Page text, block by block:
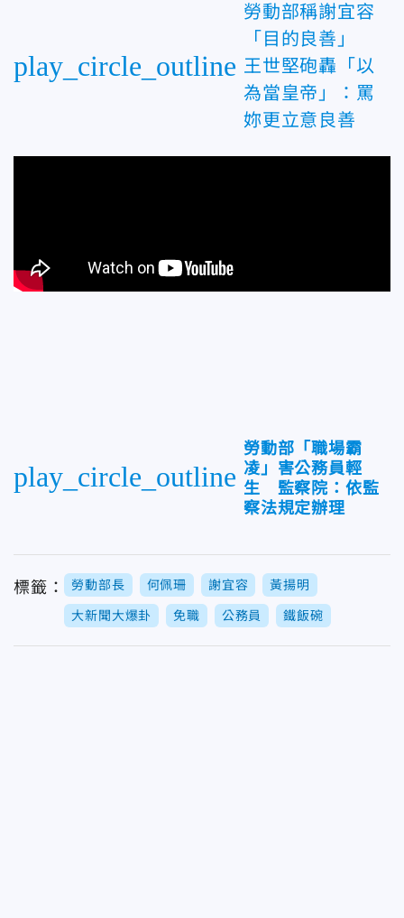
play_circle_outline
勞動部稱謝宜容
「目的良善」
王世堅砲轟「以
為當皇帝」：罵
妳更立意良善
play_circle_outline
勞動部「職場霸
凌」害公務員輕
生 監察院：依監
察法規定辦理
標籤： 勞動部長 何佩珊 謝宜容 黃揚明
大新聞大爆卦 免職 公務員 鐵飯碗